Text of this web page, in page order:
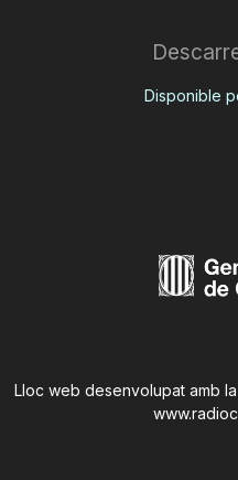
Disponible
Lloc web desenvolupat amb